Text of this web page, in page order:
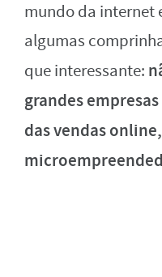
mundo da internet
algumas
que interessante:
grandes
das vendas